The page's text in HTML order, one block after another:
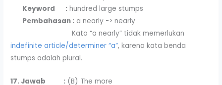
Keyword : hundred large stumps
Pembahasan : a nearly -> nearly
Kata “a nearly” tidak memerlukan
indefinite article/determiner “a”, karena kata benda
stumps adalah plural.
17. Jawab : (B) The more